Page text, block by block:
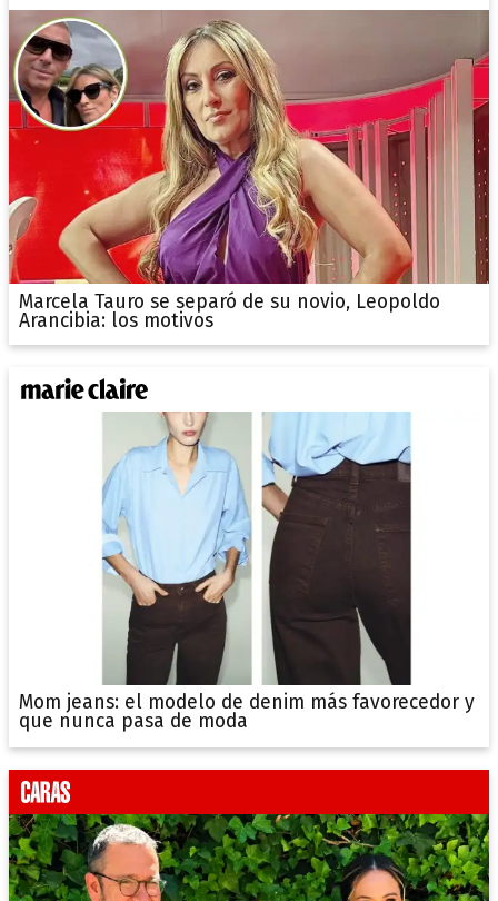
Marcela Tauro se separó de su novio, Leopoldo
Arancibia: los motivos
Mom jeans: el modelo de denim más favorecedor y
que nunca pasa de moda